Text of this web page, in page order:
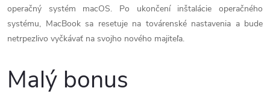
operačný systém macOS. Po ukončení inštalácie operačného
systému, MacBook sa resetuje na továrenské nastavenia a bude
netrpezlivo vyčkávať na svojho nového majiteľa.
Malý bonus